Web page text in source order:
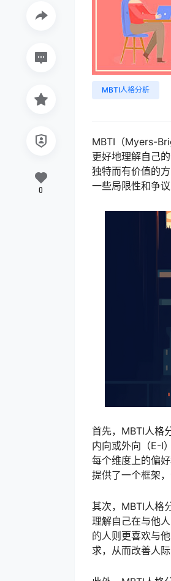
MBTI人格分析
MBTI（Myers-
更好地理解自己
独特而有价值的
一些局限性和争
首先，MBTI人格
内向或外向（E-I
每个维度上的偏
提供了一个框架
其次，MBTI人格
理解自己在与他
的人则更喜欢与
求，从而改善人际
0